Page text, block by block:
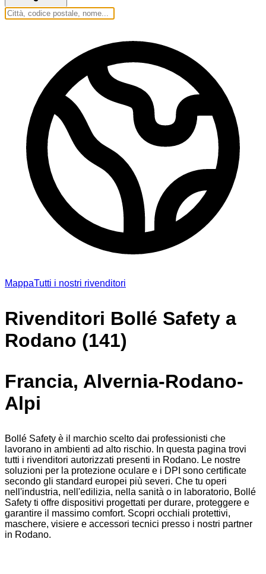
MappaTutti i nostri rivenditori
Rivenditori Bollé Safety a
Rodano (141)
Francia, Alvernia-Rodano-
Alpi
Bollé Safety è il marchio scelto dai professionisti che
lavorano in ambienti ad alto rischio. In questa pagina trovi
tutti i rivenditori autorizzati presenti in Rodano. Le nostre
soluzioni per la protezione oculare e i DPI sono certificate
secondo gli standard europei più severi. Che tu operi
nell'industria, nell'edilizia, nella sanità o in laboratorio, Bollé
Safety ti offre dispositivi progettati per durare, proteggere e
garantire il massimo comfort. Scopri occhiali protettivi,
maschere, visiere e accessori tecnici presso i nostri partner
in Rodano.